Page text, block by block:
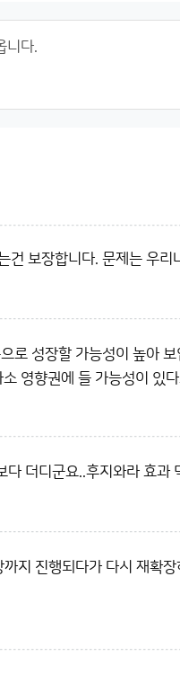
보장합니다. 문제는 우
로 성장할 가능성이 높아
영향권에 들 가능성이 있
더디군요..후지와라 효과
지 진행되다가 다시 재확